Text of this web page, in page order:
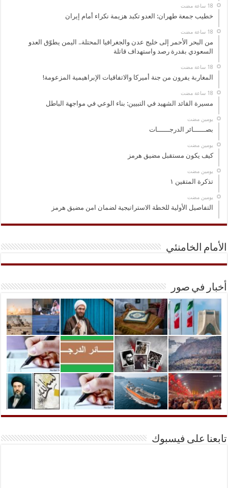
خطيب جمعة طهران: العدو تكبد هزيمة نكراء أمام إيران
من البحر الأحمر إلى خليج عدن والجغرافيا المحتلة.. اليمن يطوّق العدو
السعودي بقدرة رصد واستهداف قاتلة
المغاربة يفرون من جنة أميركا والاتفاقيات الإبراهيمية المزعومة!
مسيرة القائد الشهيد في التبيين: بناء الوعي في مواجهة الباطل
‏يومين مضت
بصــــــائر الدرجــــــات
‏يومين مضت
كيف يكون مستقبل مضيق هرمز
‏يومين مضت
تذكرة المتقين ١
‏يومين مضت
التفاصيل الأولية للخطة الاستراتيجية لضمان امن مضيق هرمز
الأمام الخامنئي
أخبار في صور
تابعنا على فيسبوك